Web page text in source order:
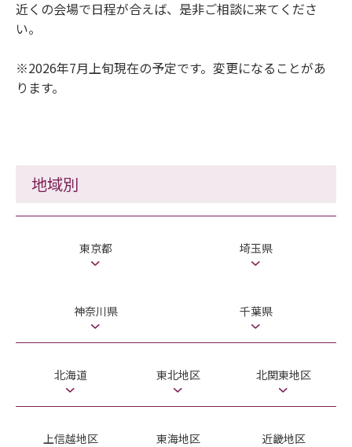
近くの会場で日程が合えば、是非ご相談に来てくださ
い。
※2026年7月上旬現在の予定です。変更になることがあ
ります。
地域別
東京都 埼玉県
神奈川県 千葉県
北海道 東北地区 北関東地区
上信越地区 東海地区 近畿地区